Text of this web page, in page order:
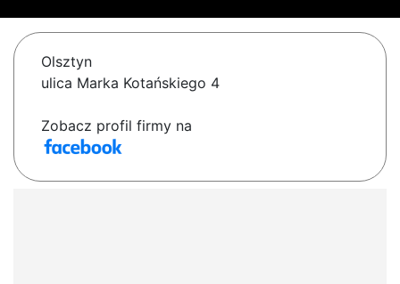
Olsztyn
ulica Marka Kotańskiego 4
Zobacz profil firmy na